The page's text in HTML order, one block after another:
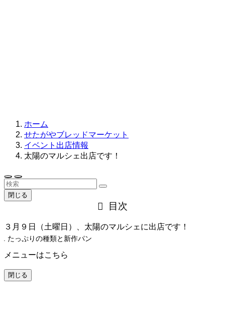
ホーム
せたがやブレッドマーケット
イベント出店情報
太陽のマルシェ出店です！
閉じる
目次
３月９日（土曜日）、太陽のマルシェに出店です！
たっぷりの種類と新作パン
メニューはこちら
閉じる